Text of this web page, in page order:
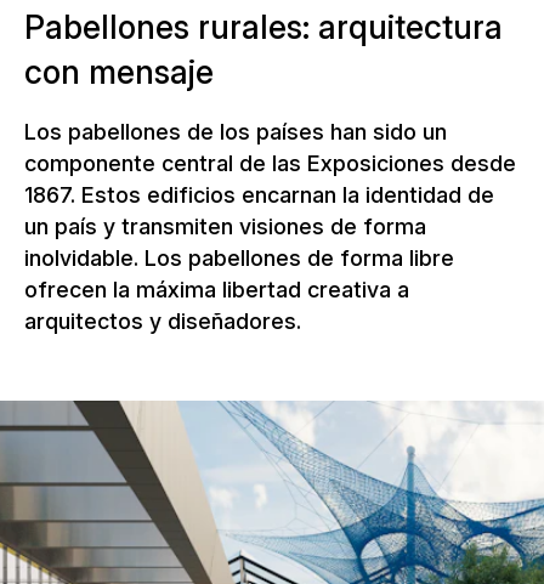
Pabellones rurales: arquitectura
con mensaje
Los pabellones de los países han sido un
componente central de las Exposiciones desde
1867. Estos edificios encarnan la identidad de
un país y transmiten visiones de forma
inolvidable. Los pabellones de forma libre
ofrecen la máxima libertad creativa a
arquitectos y diseñadores.